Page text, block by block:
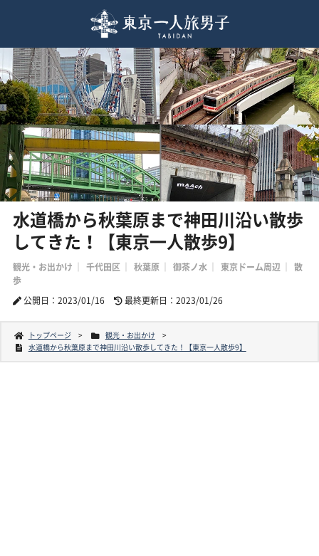
水道橋から秋葉原まで神田川沿い散歩
してきた！【東京一人散歩9】
観光・お出かけ 千代田区 秋葉原 御茶ノ水 東京ドーム周辺
散
歩
公開日：2023/01/16
最終更新日：2023/01/26
トップページ
観光・お出かけ
水道橋から秋葉原まで神田川沿い散歩してきた！【東京一人散歩9】